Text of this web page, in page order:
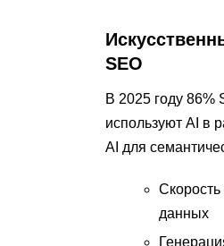
SEO
В 2025 году 86%
используют AI в
AI для
данных